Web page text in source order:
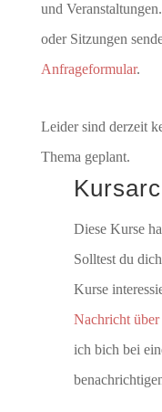
und
oder Sitzungen
Anfrageformular.
Leider sind derzeit
Thema geplant.
Diese Kurse
Solltest du
Kurse
Nachricht
ich bich bei